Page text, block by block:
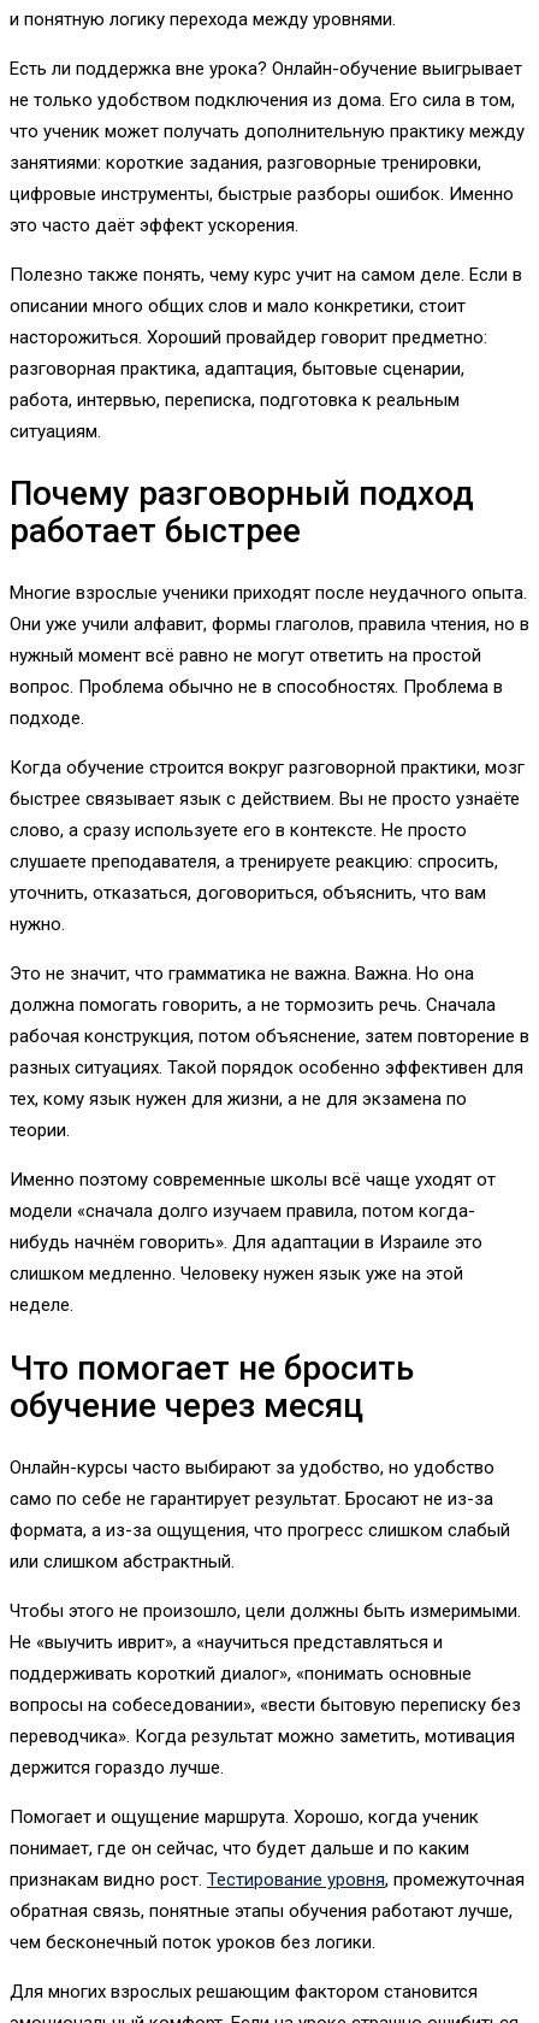
и понятную логику перехода между уровнями.
Есть ли поддержка вне урока? Онлайн-обучение выигрывает
не только удобством подключения из дома. Его сила в том,
что ученик может получать дополнительную практику между
занятиями: короткие задания, разговорные тренировки,
цифровые инструменты, быстрые разборы ошибок. Именно
это часто даёт эффект ускорения.
Полезно также понять, чему курс учит на самом деле. Если в
описании много общих слов и мало конкретики, стоит
насторожиться. Хороший провайдер говорит предметно:
разговорная практика, адаптация, бытовые сценарии,
работа, интервью, переписка, подготовка к реальным
ситуациям.
Почему разговорный подход
работает быстрее
Многие взрослые ученики приходят после неудачного опыта.
Они уже учили алфавит, формы глаголов, правила чтения, но в
нужный момент всё равно не могут ответить на простой
вопрос. Проблема обычно не в способностях. Проблема в
подходе.
Когда обучение строится вокруг разговорной практики, мозг
быстрее связывает язык с действием. Вы не просто узнаёте
слово, а сразу используете его в контексте. Не просто
слушаете преподавателя, а тренируете реакцию: спросить,
уточнить, отказаться, договориться, объяснить, что вам
нужно.
Это не значит, что грамматика не важна. Важна. Но она
должна помогать говорить, а не тормозить речь. Сначала
рабочая конструкция, потом объяснение, затем повторение в
разных ситуациях. Такой порядок особенно эффективен для
тех, кому язык нужен для жизни, а не для экзамена по
теории.
Именно поэтому современные школы всё чаще уходят от
модели «сначала долго изучаем правила, потом когда-
нибудь начнём говорить». Для адаптации в Израиле это
слишком медленно. Человеку нужен язык уже на этой
неделе.
Что помогает не бросить
обучение через месяц
Онлайн-курсы часто выбирают за удобство, но удобство
само по себе не гарантирует результат. Бросают не из-за
формата, а из-за ощущения, что прогресс слишком слабый
или слишком абстрактный.
Чтобы этого не произошло, цели должны быть измеримыми.
Не «выучить иврит», а «научиться представляться и
поддерживать короткий диалог», «понимать основные
вопросы на собеседовании», «вести бытовую переписку без
переводчика». Когда результат можно заметить, мотивация
держится гораздо лучше.
Помогает и ощущение маршрута. Хорошо, когда ученик
понимает, где он сейчас, что будет дальше и по каким
признакам видно рост. Тестирование уровня, промежуточная
обратная связь, понятные этапы обучения работают лучше,
чем бесконечный поток уроков без логики.
Для многих взрослых решающим фактором становится